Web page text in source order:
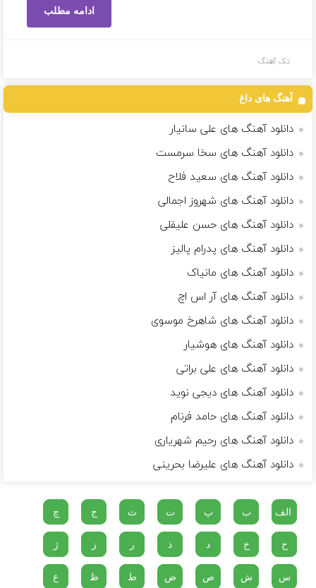
ادامه مطلب
تک آهنگ
آهنگ های داغ
دانلود آهنگ های علی سانیار
دانلود آهنگ های سخا سرمست
دانلود آهنگ های سعید فلاح
دانلود آهنگ های شهروز اجمالی
دانلود آهنگ های حسن علیقلی
دانلود آهنگ های پدرام پالیز
دانلود آهنگ های مانیاک
دانلود آهنگ های آر اس اچ
دانلود آهنگ های شاهرخ موسوی
دانلود آهنگ های هوشیار
دانلود آهنگ های علی براتی
دانلود آهنگ های دیجی نوید
دانلود آهنگ های حامد فرنام
دانلود آهنگ های رحیم شهریاری
دانلود آهنگ های علیرضا بحرینی
الف ب پ ت ث ج چ
ح خ د ذ ر ز ژ
س ش ص ض ط ظ ع